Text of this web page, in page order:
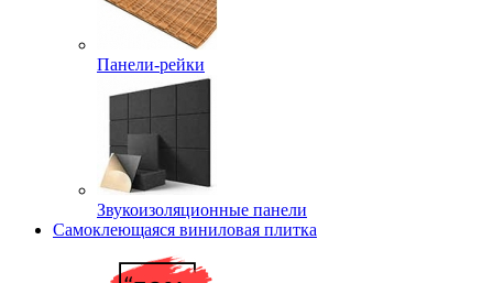
Панели-рейки
Звукоизоляционные панели
Самоклеющаяся виниловая плитка